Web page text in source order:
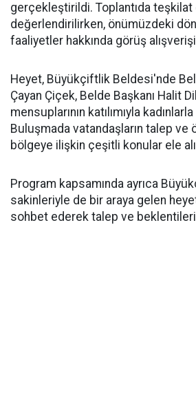
gerçekleştirildi. Toplantıda teşkilat
değerlendirilirken, önümüzdeki
faaliyetler hakkında görüş
Heyet, Büyükçiftlik Beldesi'nde
Çayan Çiçek, Belde Başkanı Halit
mensuplarının katılımıyla
Buluşmada vatandaşların talep ve
bölgeye ilişkin çeşitli konular ele
Program kapsamında ayrıca
sakinleriyle de bir araya gelen
sohbet ederek talep ve